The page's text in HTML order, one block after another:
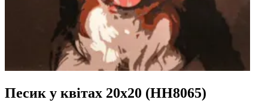
Песик у квітах 20х20 (HH8065)